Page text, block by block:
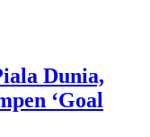
Dunia,
‘Goal